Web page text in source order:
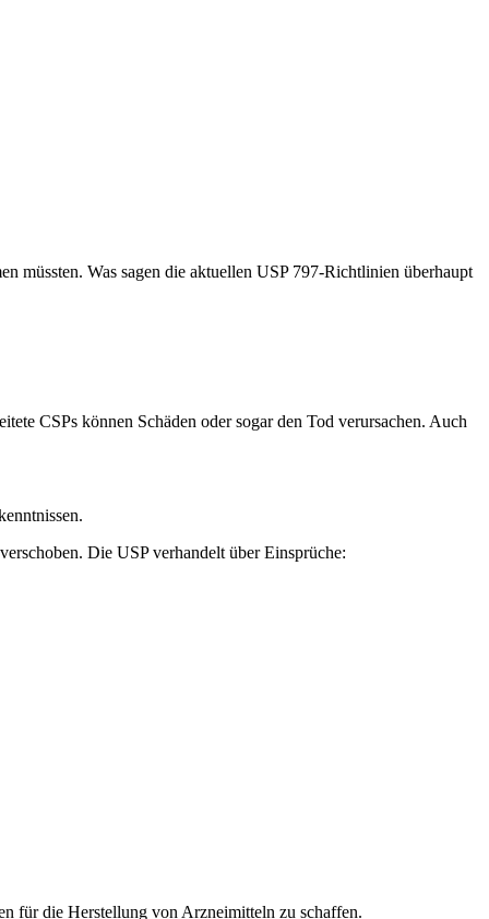
müssten. Was sagen die aktuellen USP 797-Richtlinien überhaupt
CSPs können Schäden oder sogar den Tod verursachen. Auch
Die USP verhandelt über Einsprüche:
für die Herstellung von Arzneimitteln zu schaffen.